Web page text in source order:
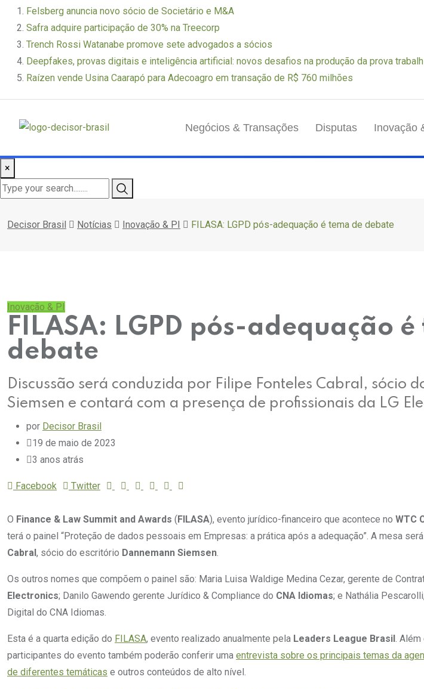
Felsberg anuncia novo sócio de Societário e M&A
Safra adquire participação de 30% na Treecorp
Trench Rossi Watanabe promove sete advogados a sócios
Deepfakes, provas digitais e inteligência artificial: novos desafios na produção da prova
Raízen vende Usina Caarapó para Adecoagro em transação de R$ 760 milhões
Negócios & Transações Disputas Inovação
×
Decisor Brasil Notícias Inovação & PI FILASA: LGPD pós-adequação é tema de debate
Inovação & PI
FILASA: LGPD pós-adequação
debate
Discussão será conduzida por Filipe Fonteles Cabral, sócio
Siemsen e contará com a presença de profissionais da LG
por Decisor Brasil
19 de maio de 2023
3 anos atrás
Facebook Twitter
O Finance & Law Summit and Awards (FILASA), evento jurídico-financeiro que acontece no WTC
terá o painel “Proteção de dados pessoais em Empresas: a prática após a adequação”. A mesa
Cabral, sócio do escritório Dannemann Siemsen.
Os outros nomes que compõem o painel são: Maria Luisa Waldige Medina Cezar, gerente de
Electronics; Danilo Gawendo gerente Jurídico & Compliance do CNA Idiomas; e Nathália
Digital do CNA Idiomas.
Esta é a quarta edição do FILASA, evento realizado anualmente pela Leaders League Brasil.
participantes do evento também poderão conferir uma entrevista sobre os principais temas da
de diferentes temáticas e outros conteúdos de alto nível.